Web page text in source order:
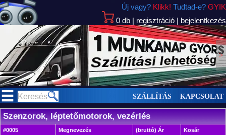
0 db | regisztráció | bejelentkezés
Új vagy? Klikk! Tudtad-e? GYIK
>
SZÁLLÍTÁS KAPCSOLAT
Szenzorok, léptetőmotorok, vezérlés
#0005 Megnevezés (bruttó) Ár Kosár